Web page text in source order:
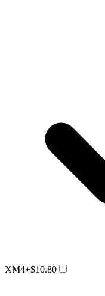
XM4+$10.80